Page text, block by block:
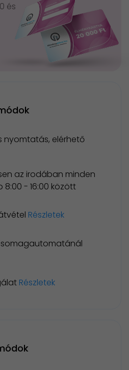
és
nyomtatás, elérhető
az irodában minden
8:00 - 16:00 között
Részletek
Részletek